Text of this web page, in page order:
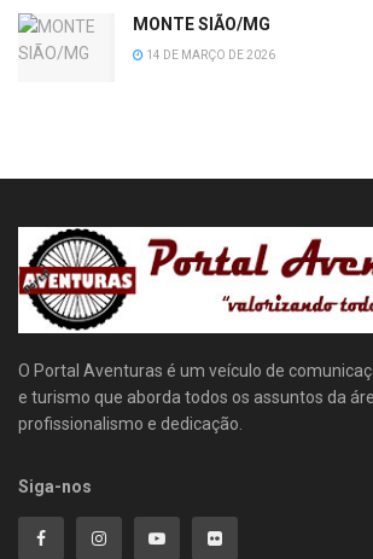
MONTE SIÃO/MG
14 DE MARÇO DE 2026
O Portal Aventuras é um veículo de
e turismo que aborda todos os assuntos da
profissionalismo e dedicação.
Siga-nos